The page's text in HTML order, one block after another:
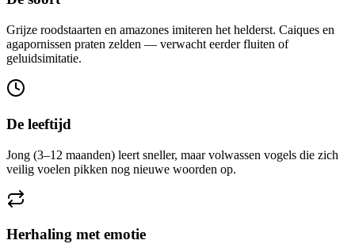
Grijze roodstaarten en amazones imiteren het helderst. Caiques en
agapornissen praten zelden — verwacht eerder fluiten of
geluidsimitatie.
De leeftijd
Jong (3–12 maanden) leert sneller, maar volwassen vogels die zich
veilig voelen pikken nog nieuwe woorden op.
Herhaling met emotie